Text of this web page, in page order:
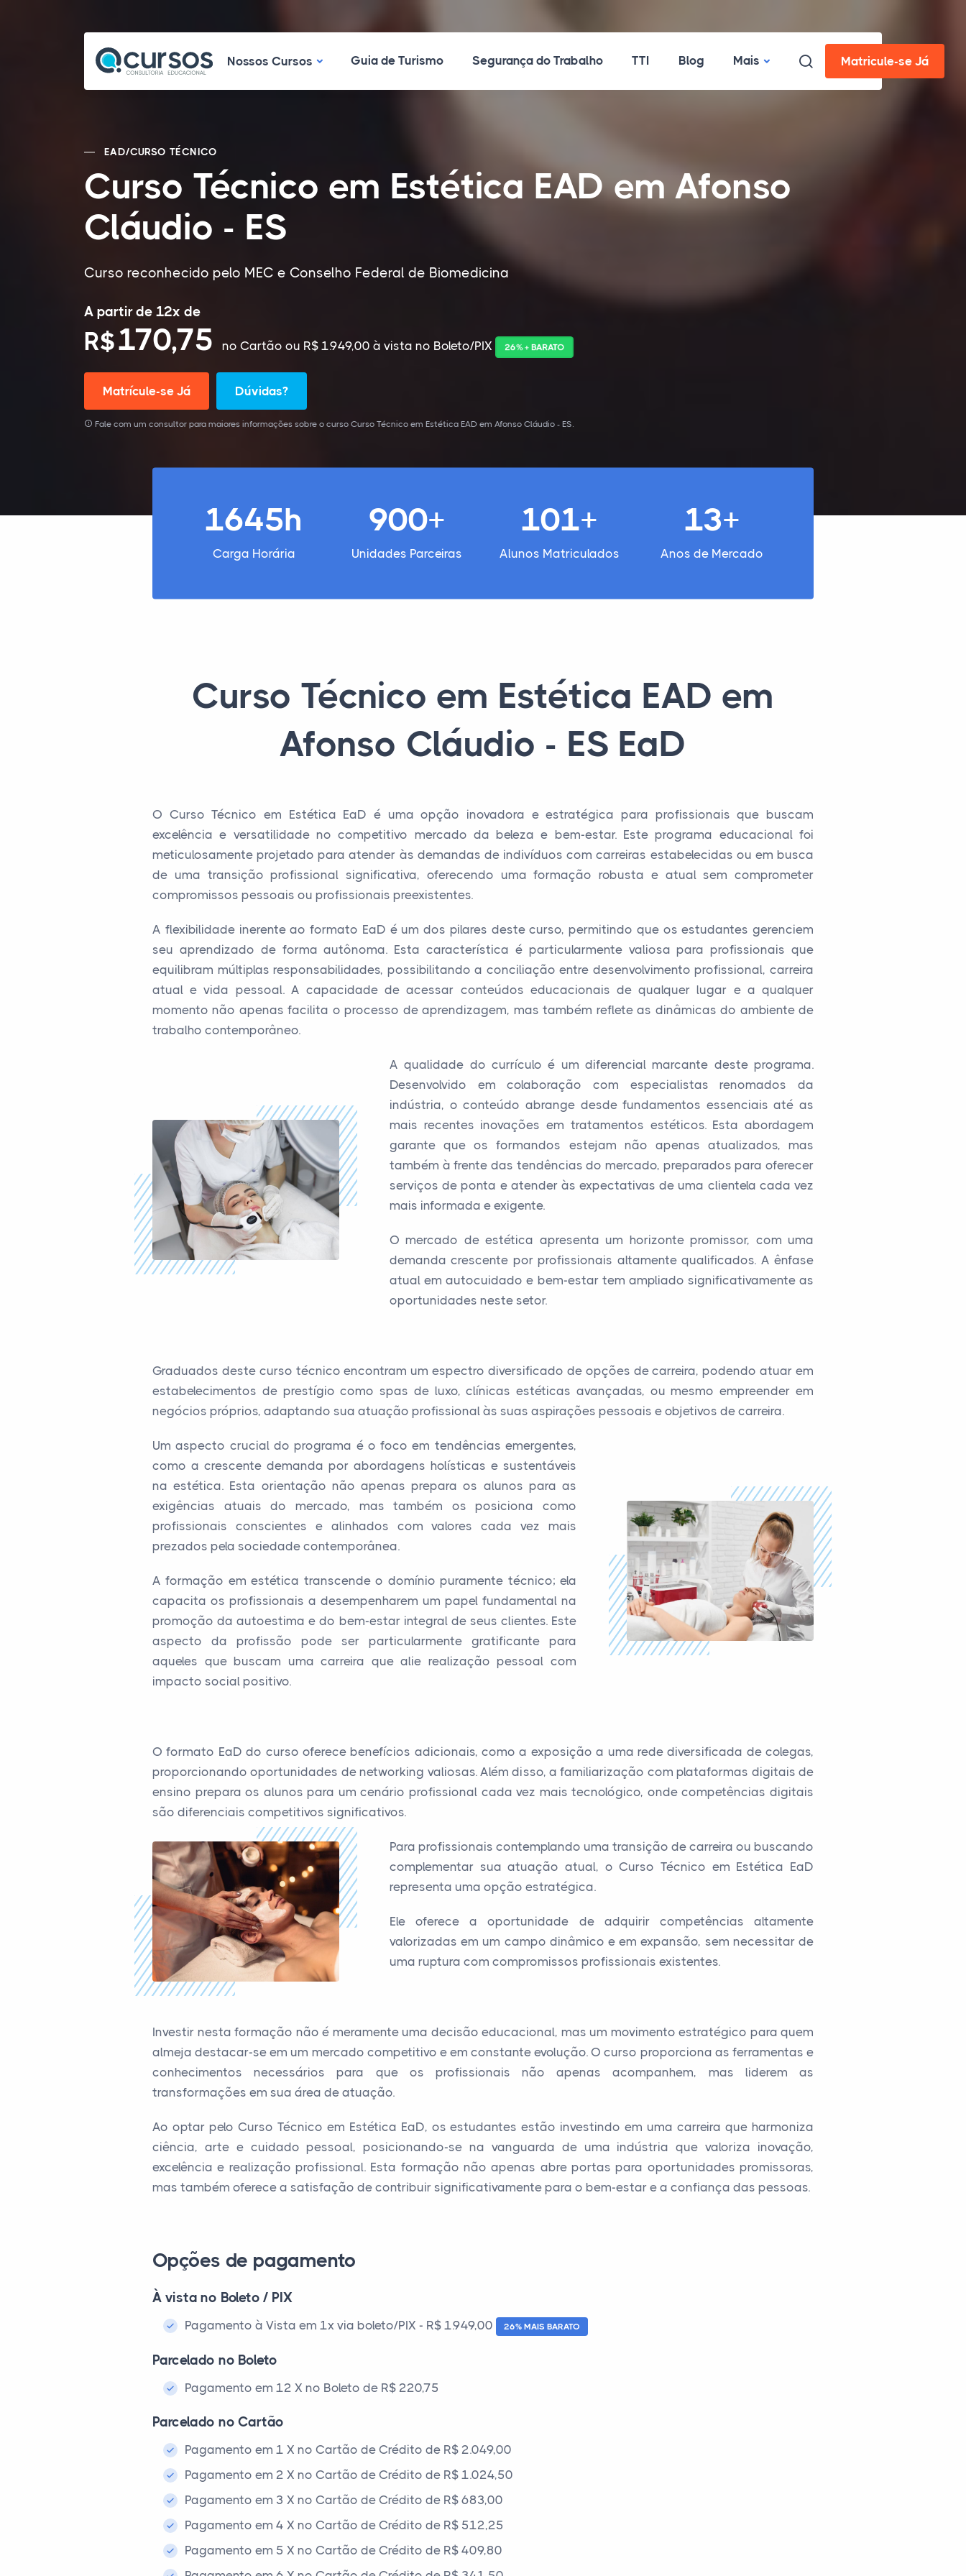
Nossos CursosNossos Cursos
Guia de Turismo Segurança do Trabalho TTI Blog Mais Matricule-se Já
EAD/CURSO TÉCNICO
Curso Técnico em Estética EAD em Afonso
Cláudio - ES
Curso reconhecido pelo MEC e Conselho Federal de Biomedicina
A partir de 12x de
R$170,75 no Cartão ou R$ 1.949,00 à vista no Boleto/PIX 26% + BARATO
Matrícule-se Já Dúvidas?
Fale com um consultor para maiores informações sobre o curso Curso Técnico em Estética EAD em Afonso Cláudio - ES.
1645h
Carga Horária
900+
Unidades Parceiras
101+
Alunos Matriculados
13+
Anos de Mercado
Curso Técnico em Estética EAD em
Afonso Cláudio - ES EaD
O Curso Técnico em Estética EaD é uma opção inovadora e estratégica para profissionais que buscam
excelência e versatilidade no competitivo mercado da beleza e bem-estar. Este programa educacional foi
meticulosamente projetado para atender às demandas de indivíduos com carreiras estabelecidas ou em busca
de uma transição profissional significativa, oferecendo uma formação robusta e atual sem comprometer
compromissos pessoais ou profissionais preexistentes.
A flexibilidade inerente ao formato EaD é um dos pilares deste curso, permitindo que os estudantes gerenciem
seu aprendizado de forma autônoma. Esta característica é particularmente valiosa para profissionais que
equilibram múltiplas responsabilidades, possibilitando a conciliação entre desenvolvimento profissional, carreira
atual e vida pessoal. A capacidade de acessar conteúdos educacionais de qualquer lugar e a qualquer
momento não apenas facilita o processo de aprendizagem, mas também reflete as dinâmicas do ambiente de
trabalho contemporâneo.
A qualidade do currículo é um diferencial marcante deste programa.
Desenvolvido em colaboração com especialistas renomados da
indústria, o conteúdo abrange desde fundamentos essenciais até as
mais recentes inovações em tratamentos estéticos. Esta abordagem
garante que os formandos estejam não apenas atualizados, mas
também à frente das tendências do mercado, preparados para oferecer
serviços de ponta e atender às expectativas de uma clientela cada vez
mais informada e exigente.
O mercado de estética apresenta um horizonte promissor, com uma
demanda crescente por profissionais altamente qualificados. A ênfase
atual em autocuidado e bem-estar tem ampliado significativamente as
oportunidades neste setor.
Graduados deste curso técnico encontram um espectro diversificado de opções de carreira, podendo atuar em
estabelecimentos de prestígio como spas de luxo, clínicas estéticas avançadas, ou mesmo empreender em
negócios próprios, adaptando sua atuação profissional às suas aspirações pessoais e objetivos de carreira.
Um aspecto crucial do programa é o foco em tendências emergentes,
como a crescente demanda por abordagens holísticas e sustentáveis
na estética. Esta orientação não apenas prepara os alunos para as
exigências atuais do mercado, mas também os posiciona como
profissionais conscientes e alinhados com valores cada vez mais
prezados pela sociedade contemporânea.
A formação em estética transcende o domínio puramente técnico; ela
capacita os profissionais a desempenharem um papel fundamental na
promoção da autoestima e do bem-estar integral de seus clientes. Este
aspecto da profissão pode ser particularmente gratificante para
aqueles que buscam uma carreira que alie realização pessoal com
impacto social positivo.
O formato EaD do curso oferece benefícios adicionais, como a exposição a uma rede diversificada de colegas,
proporcionando oportunidades de networking valiosas. Além disso, a familiarização com plataformas digitais de
ensino prepara os alunos para um cenário profissional cada vez mais tecnológico, onde competências digitais
são diferenciais competitivos significativos.
Para profissionais contemplando uma transição de carreira ou buscando
complementar sua atuação atual, o Curso Técnico em Estética EaD
representa uma opção estratégica.
Ele oferece a oportunidade de adquirir competências altamente
valorizadas em um campo dinâmico e em expansão, sem necessitar de
uma ruptura com compromissos profissionais existentes.
Investir nesta formação não é meramente uma decisão educacional, mas um movimento estratégico para quem
almeja destacar-se em um mercado competitivo e em constante evolução. O curso proporciona as ferramentas e
conhecimentos necessários para que os profissionais não apenas acompanhem, mas liderem as
transformações em sua área de atuação.
Ao optar pelo Curso Técnico em Estética EaD, os estudantes estão investindo em uma carreira que harmoniza
ciência, arte e cuidado pessoal, posicionando-se na vanguarda de uma indústria que valoriza inovação,
excelência e realização profissional. Esta formação não apenas abre portas para oportunidades promissoras,
mas também oferece a satisfação de contribuir significativamente para o bem-estar e a confiança das pessoas.
Opções de pagamento
À vista no Boleto / PIX
Pagamento à Vista em 1x via boleto/PIX - R$ 1.949,00 26% MAIS BARATO
Parcelado no Boleto
Pagamento em 12 X no Boleto de R$ 220,75
Parcelado no Cartão
Pagamento em 1 X no Cartão de Crédito de R$ 2.049,00
Pagamento em 2 X no Cartão de Crédito de R$ 1.024,50
Pagamento em 3 X no Cartão de Crédito de R$ 683,00
Pagamento em 4 X no Cartão de Crédito de R$ 512,25
Pagamento em 5 X no Cartão de Crédito de R$ 409,80